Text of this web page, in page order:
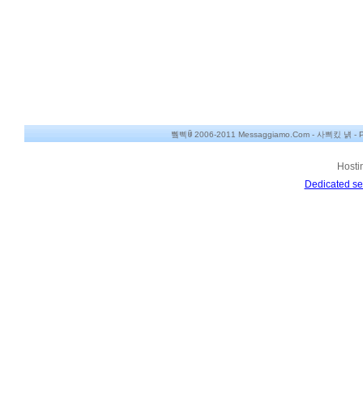
쀀삑ꂌ 2006-2011 Messaggiamo.Com - 사쁴킸 냵 -
Dedicated